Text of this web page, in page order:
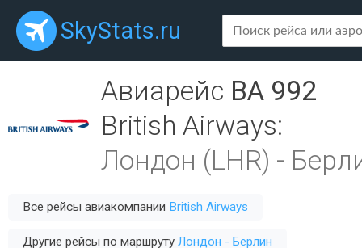
SkyStats.ru
Авиарейс BA 992
British Airways:
Лондон (LHR) -
Все рейсы авиакомпании British Airways
Другие рейсы по маршруту Лондон - Берлин